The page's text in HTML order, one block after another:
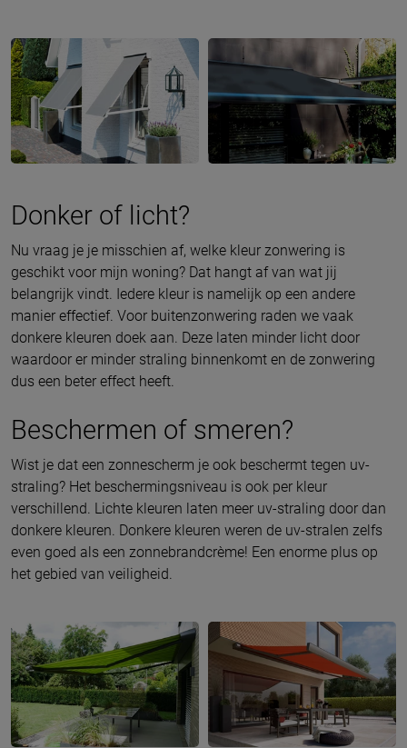
Donker of licht?
Nu vraag je je misschien af, welke kleur zonwering is
geschikt voor mijn woning? Dat hangt af van wat jij
belangrijk vindt. Iedere kleur is namelijk op een andere
manier effectief. Voor buitenzonwering raden we vaak
donkere kleuren doek aan. Deze laten minder licht door
waardoor er minder straling binnenkomt en de zonwering
dus een beter effect heeft.
Beschermen of smeren?
Wist je dat een zonnescherm je ook beschermt tegen uv-
straling? Het beschermingsniveau is ook per kleur
verschillend. Lichte kleuren laten meer uv-straling door dan
donkere kleuren. Donkere kleuren weren de uv-stralen zelfs
even goed als een zonnebrandcrème! Een enorme plus op
het gebied van veiligheid.